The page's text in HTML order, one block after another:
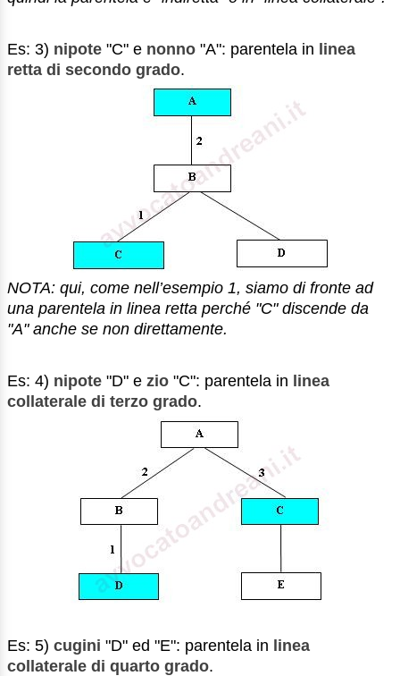
Es: 3) nipote "C" e nonno "A": parentela in linea
retta di secondo grado.
NOTA: qui, come nell’esempio 1, siamo di fronte ad
una parentela in linea retta perché "C" discende da
"A" anche se non direttamente.
Es: 4) nipote "D" e zio "C": parentela in linea
collaterale di terzo grado.
Es: 5) cugini "D" ed "E": parentela in linea
collaterale di quarto grado.